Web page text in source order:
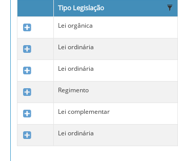
Tipo Legislação
Lei orgânica
Lei ordinária
Lei ordinária
Regimento
Lei complementar
Lei ordinária